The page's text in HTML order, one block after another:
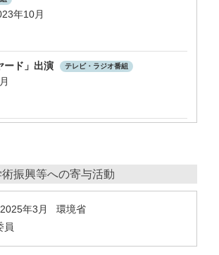
年10月
ード」出演 テレビ・ラジオ番組
振興等への寄与活動
2025年3月
環境省
員